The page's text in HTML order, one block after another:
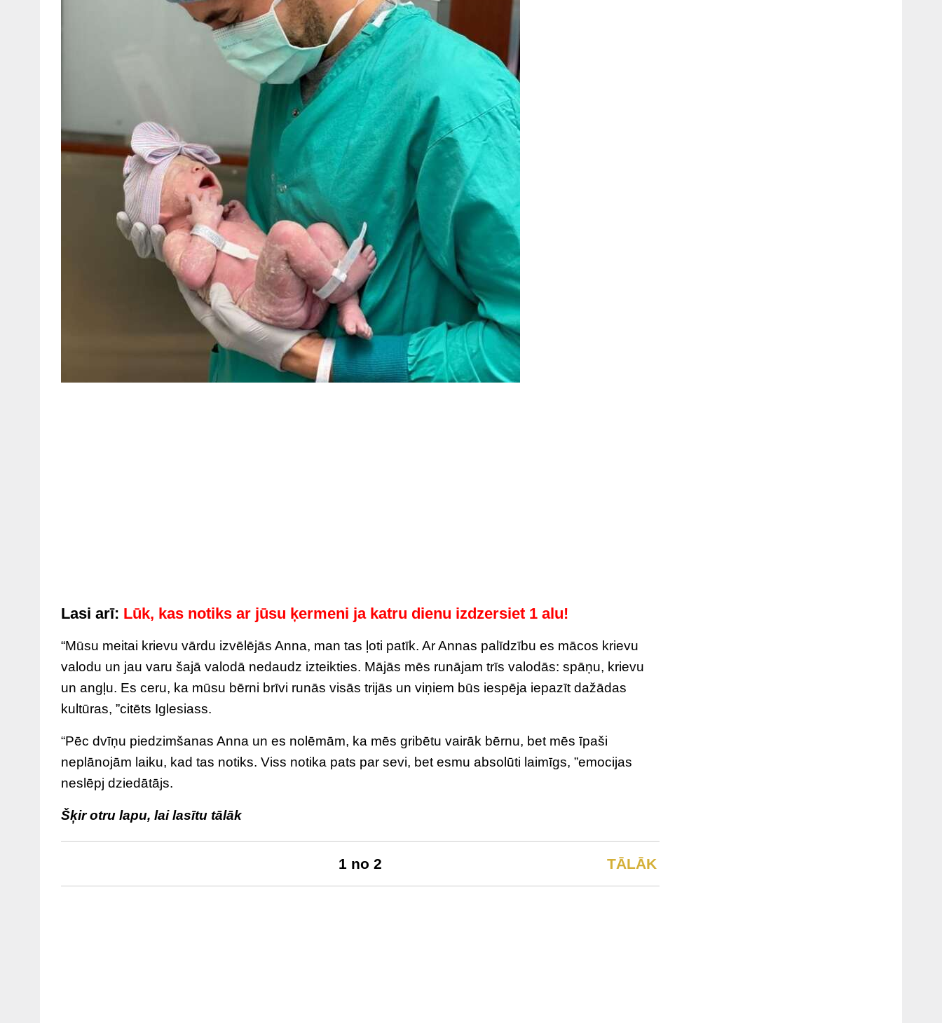
Lasi arī: Lūk, kas notiks ar jūsu ķermeni ja katru dienu izdzersiet 1 alu!
“Mūsu meitai krievu vārdu izvēlējās Anna, man tas ļoti patīk. Ar Annas palīdzību es mācos krievu
valodu un jau varu šajā valodā nedaudz izteikties. Mājās mēs runājam trīs valodās: spāņu, krievu
un angļu. Es ceru, ka mūsu bērni brīvi runās visās trijās un viņiem būs iespēja iepazīt dažādas
kultūras, ”citēts Iglesiass.
“Pēc dvīņu piedzimšanas Anna un es nolēmām, ka mēs gribētu vairāk bērnu, bet mēs īpaši
neplānojām laiku, kad tas notiks. Viss notika pats par sevi, bet esmu absolūti laimīgs, ”emocijas
neslēpj dziedātājs.
Šķir otru lapu, lai lasītu tālāk
TĀLĀK
1 no 2